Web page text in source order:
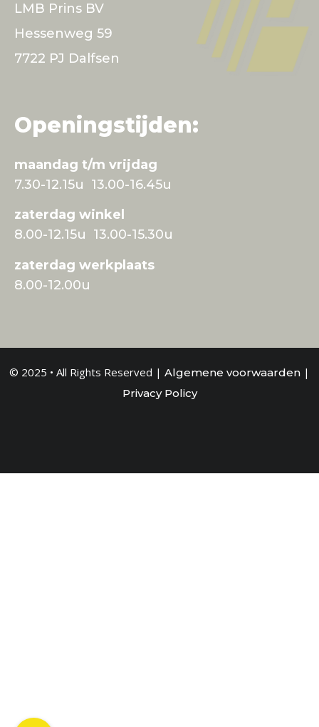
LMB Prins BV
Hessenweg 59
7722 PJ Dalfsen
Openingstijden:
maandag t/m vrijdag
7.30-12.15u 13.00-16.45u
zaterdag winkel
8.00-12.15u 13.00-15.30u
zaterdag werkplaats
8.00-12.00u
© 2025 • All Rights Reserved | Algemene voorwaarden |
Privacy Policy